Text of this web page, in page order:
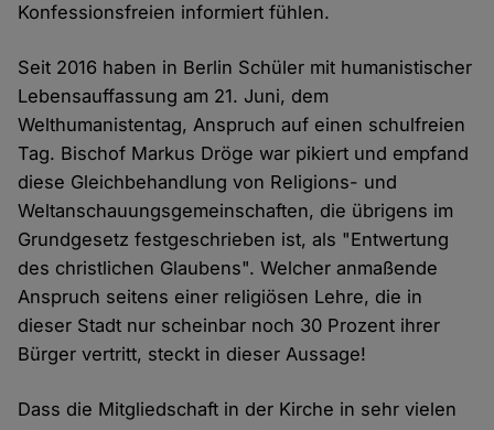
Konfessionsfreien informiert fühlen.
Seit 2016 haben in Berlin Schüler mit humanistischer
Lebensauffassung am 21. Juni, dem
Welthumanistentag, Anspruch auf einen schulfreien
Tag. Bischof Markus Dröge war pikiert und empfand
diese Gleichbehandlung von Religions- und
Weltanschauungsgemeinschaften, die übrigens im
Grundgesetz festgeschrieben ist, als "Entwertung
des christlichen Glaubens". Welcher anmaßende
Anspruch seitens einer religiösen Lehre, die in
dieser Stadt nur scheinbar noch 30 Prozent ihrer
Bürger vertritt, steckt in dieser Aussage!
Dass die Mitgliedschaft in der Kirche in sehr vielen